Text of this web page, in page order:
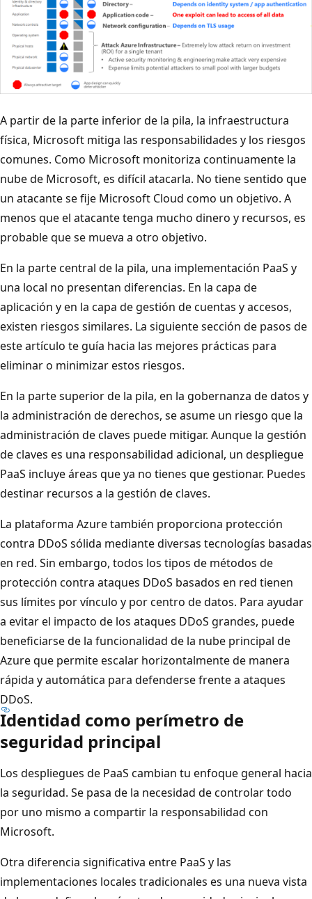
A partir de la parte inferior de la pila, la infraestructura
física, Microsoft mitiga las responsabilidades y los riesgos
comunes. Como Microsoft monitoriza continuamente la
nube de Microsoft, es difícil atacarla. No tiene sentido que
un atacante se fije Microsoft Cloud como un objetivo. A
menos que el atacante tenga mucho dinero y recursos, es
probable que se mueva a otro objetivo.
En la parte central de la pila, una implementación PaaS y
una local no presentan diferencias. En la capa de
aplicación y en la capa de gestión de cuentas y accesos,
existen riesgos similares. La siguiente sección de pasos de
este artículo te guía hacia las mejores prácticas para
eliminar o minimizar estos riesgos.
En la parte superior de la pila, en la gobernanza de datos y
la administración de derechos, se asume un riesgo que la
administración de claves puede mitigar. Aunque la gestión
de claves es una responsabilidad adicional, un despliegue
PaaS incluye áreas que ya no tienes que gestionar. Puedes
destinar recursos a la gestión de claves.
La plataforma Azure también proporciona protección
contra DDoS sólida mediante diversas tecnologías basadas
en red. Sin embargo, todos los tipos de métodos de
protección contra ataques DDoS basados en red tienen
sus límites por vínculo y por centro de datos. Para ayudar
a evitar el impacto de los ataques DDoS grandes, puede
beneficiarse de la funcionalidad de la nube principal de
Azure que permite escalar horizontalmente de manera
rápida y automática para defenderse frente a ataques
DDoS.
Identidad como perímetro de
seguridad principal
Los despliegues de PaaS cambian tu enfoque general hacia
la seguridad. Se pasa de la necesidad de controlar todo
por uno mismo a compartir la responsabilidad con
Microsoft.
Otra diferencia significativa entre PaaS y las
implementaciones locales tradicionales es una nueva vista